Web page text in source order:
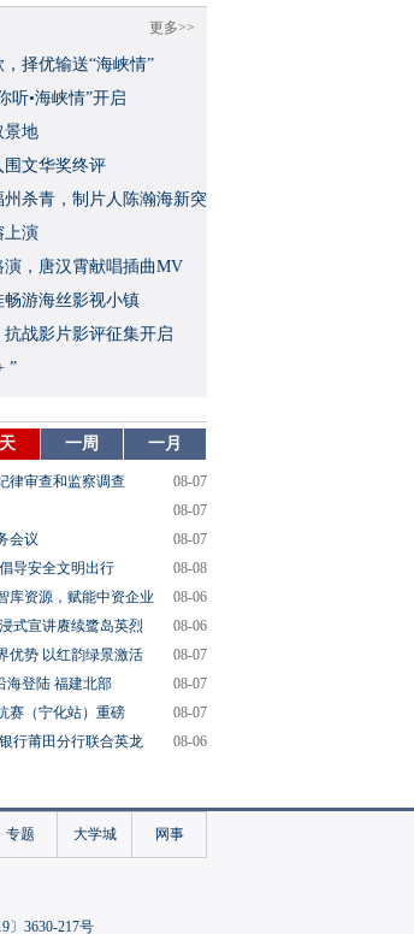
更多>>
择优输送“海峡情”
听•海峡情”开启
景地
围文华奖终评
杀青，制片人陈瀚海新突
上演
，唐汉霄献唱插曲MV
游海丝影视小镇
战影片影评征集开启
”
一周 一月
律审查和监察调查
08-07
08-07
会议
08-07
导安全文明出行
08-08
库资源，赋能中资企业
08-06
式宣讲赓续鹭岛英烈
08-06
优势 以红韵绿景激活
08-07
海登陆 福建北部
08-07
赛（宁化站）重磅
08-07
行莆田分行联合英龙
08-06
专题 大学城 网事
〕3630-217号